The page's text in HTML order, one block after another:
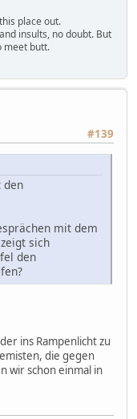
place out.
insults, no doubt. But
meet butt.
#139
den
mit dem
sich
den
ins Rampenlicht zu
die gegen
wir schon einmal in